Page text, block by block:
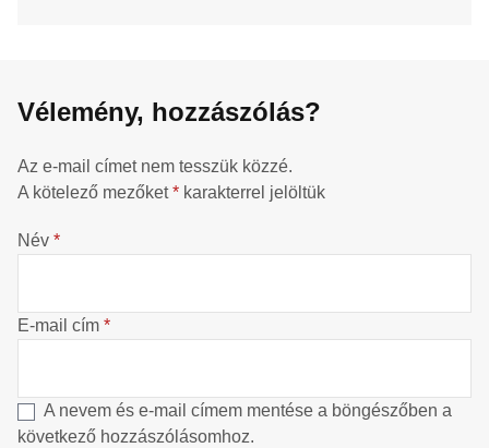
Vélemény, hozzászólás?
Az e-mail címet nem tesszük közzé.
A kötelező mezőket* karakterrel jelöltük
Név *
E-mail cím *
A nevem és e-mail címem mentése a böngészőben a
következő hozzászólásomhoz.